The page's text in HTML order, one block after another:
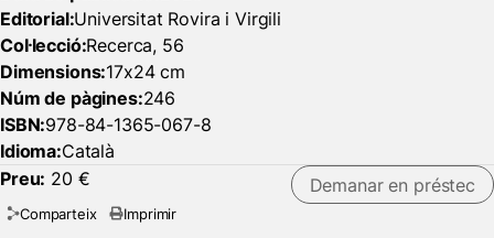
Editorial:Universitat Rovira i Virgili
Col·lecció:Recerca, 56
Dimensions:17x24 cm
Núm de pàgines:246
ISBN:978-84-1365-067-8
Idioma:Català
Preu: 20 € Demanar en préstec
Comparteix Imprimir